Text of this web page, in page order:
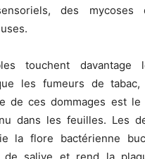
des
touchent davantage
les fumeurs de
de ces dommages est
dans les feuilles. Les
la flore bactérienne